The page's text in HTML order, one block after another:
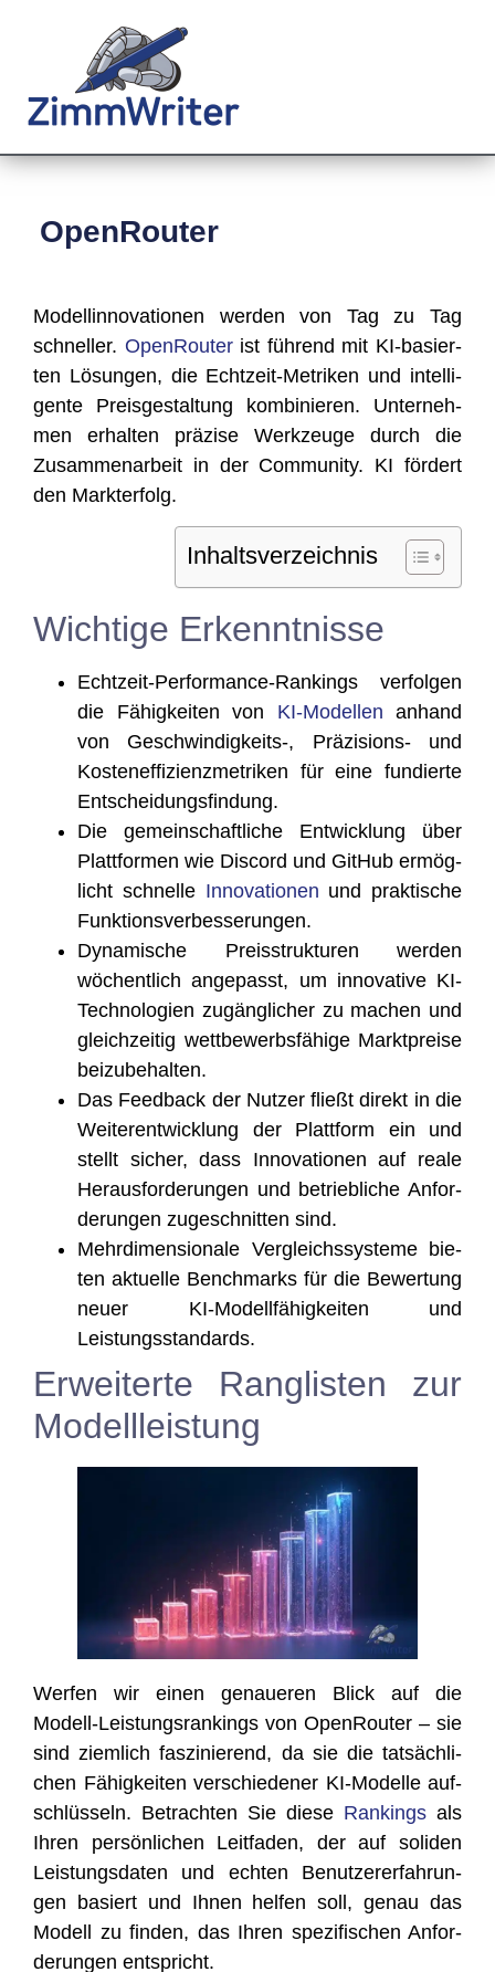
OpenRouter
Model­lin­no­va­tio­nen wer­den von Tag zu Tag
schnel­ler. Open­Rou­terist füh­rend mit KI-basier­
ten Lösun­gen, die Echt­zeit-Metri­ken und intel­li­
gen­te Preis­ge­stal­tung kom­bi­nie­ren. Unter­neh­
men erhal­ten prä­zi­se Werk­zeu­ge durch die
Zusam­men­ar­beit in der Com­mu­ni­ty. KI för­dert
den Markterfolg.
Inhalts­ver­zeich­nis
Wichtige Erkenntnisse
Echt­zeit-Per­for­mance-Ran­kings ver­fol­gen
die Fähig­kei­ten von KI-Model­len anhand
von Geschwindigkeits‑, Prä­zi­si­ons- und
Kos­ten­ef­fi­zi­enz­me­tri­ken für eine fun­dier­te
Entscheidungsfindung.
Die gemein­schaft­li­che Ent­wick­lung über
Platt­for­men wie Dis­cord und Git­Hub ermög­
licht schnel­le Inno­va­tio­nen und prak­ti­sche
Funktionsverbesserungen.
Dyna­mi­sche Preis­struk­tu­ren wer­den
wöchent­lich ange­passt, um inno­va­ti­ve KI-
Tech­no­lo­gien zugäng­li­cher zu machen und
gleich­zei­tig wett­be­werbs­fä­hi­ge Markt­prei­se
beizubehalten.
Das Feed­back der Nut­zer fließt direkt in die
Wei­ter­ent­wick­lung der Platt­form ein und
stellt sicher, dass Inno­va­tio­nen auf rea­le
Her­aus­for­de­run­gen und betrieb­li­che Anfor­
de­run­gen zuge­schnit­ten sind.
Mehr­di­men­sio­na­le Ver­gleichs­sys­te­me bie­
ten aktu­el­le Bench­marks für die Bewer­tung
neu­er KI-Modell­fä­hig­kei­ten und
Leistungsstandards.
Erweiterte Ranglisten zur
Modellleistung
Wer­fen wir einen genaue­ren Blick auf die
Modell-Leis­tungs­ran­kings von Open­Rou­ter – sie
sind ziem­lich fas­zi­nie­rend, da sie die tat­säch­li­
chen Fähig­kei­ten ver­schie­de­ner KI-Model­le auf­
schlüs­seln. Betrach­ten Sie die­se Ran­kings als
Ihren per­sön­li­chen Leit­fa­den, der auf soli­den
Leis­tungs­da­ten und ech­ten Benut­zer­er­fah­run­
gen basiert und Ihnen hel­fen soll, genau das
Modell zu fin­den, das Ihren spe­zi­fi­schen Anfor­
de­run­gen entspricht.